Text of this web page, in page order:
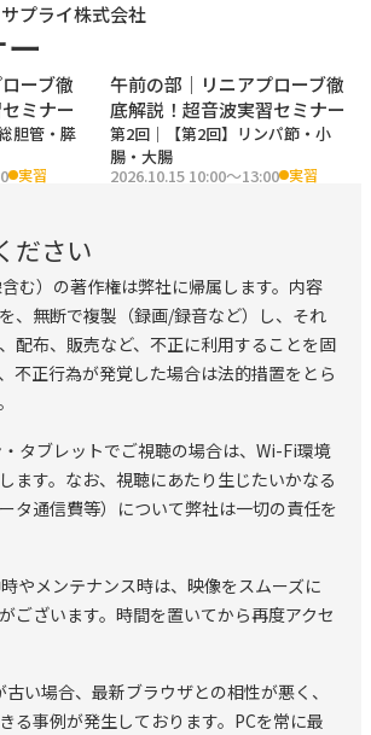
の超少人数スタイル
10 （木）「胃･総胆管･膵臓」
15 （木）「リンパ節･小腸･大腸」
プライ株式会社
ーブ徹
ミナー
胆管・膵
実習
午前の部｜リニアプローブ徹
底解説！超音波実習セミナー
第2回｜
【第2回】リンパ節・小
腸・大腸
2026.10.15 10:00〜13:00 実習
ださい
む）の著作権は弊社に帰属します。内容
、無断で複製（録画/録音など）し、それ
配布、販売など、不正に利用することを固
不正行為が発覚した場合は法的措置をとら
タブレットでご視聴の場合は、Wi-Fi環境
ます。なお、視聴にあたり生じたいかなる
タ通信費等）について弊社は一切の責任を
やメンテナンス時は、映像をスムーズに
ございます。時間を置いてから再度アクセ
い場合、最新ブラウザとの相性が悪く、
る事例が発生しております。PCを常に最